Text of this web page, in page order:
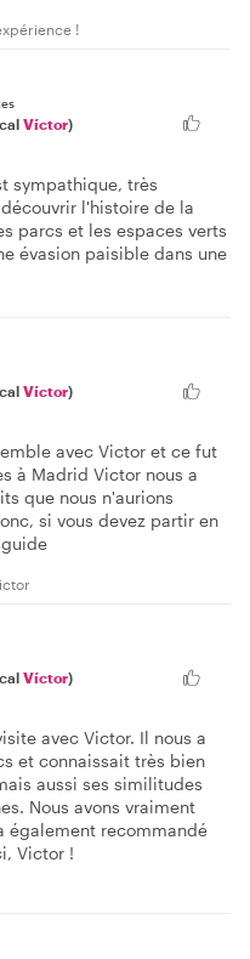
!
Víctor)
sympathique, très
l'histoire de la
parcs et les espaces verts
évasion paisible dans une
Víctor)
avec Victor et ce fut
à Madrid Victor nous a
que nous n'aurions
si vous devez partir en
Víctor)
avec Victor. Il nous a
et connaissait très bien
aussi ses similitudes
Nous avons vraiment
également recommandé
Victor !